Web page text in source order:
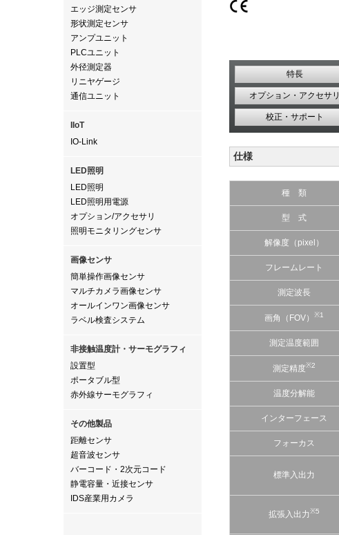
エッジ測定センサ
形状測定センサ
アンプユニット
PLCユニット
外径測定器
リニヤゲージ
通信ユニット
IIoT
IO-Link
LED照明
LED照明
LED照明用電源
オプション/アクセサリ
照明モニタリングセンサ
画像センサ
簡単操作画像センサ
マルチカメラ画像センサ
オールインワン画像センサ
ラベル検査システム
非接触温度計・サーモグラフィ
設置型
ポータブル型
赤外線サーモグラフィ
その他製品
距離センサ
超音波センサ
バーコード・2次元コード
静電容量・近接センサ
IDS産業用カメラ
特長
オプション・アクセサリ
校正・サポート
仕様
種 類
型 式
解像度（pixel）
フレームレート
測定波長
画角（FOV） ※1
測定温度範囲
測定精度※2
温度分解能
インターフェース
フォーカス
標準入出力
拡張入出力※5